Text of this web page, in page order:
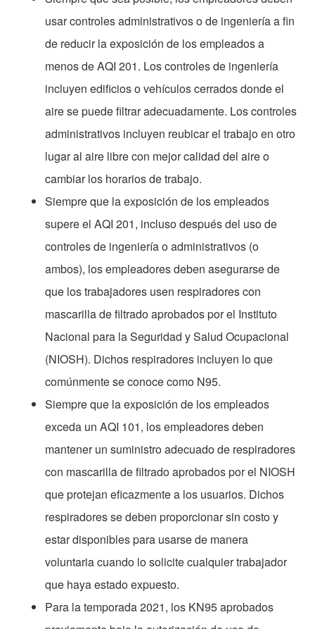
usar controles administrativos o de ingeniería a fin
de reducir la exposición de los empleados a
menos de AQI 201. Los controles de ingeniería
incluyen edificios o vehículos cerrados donde el
aire se puede filtrar adecuadamente. Los controles
administrativos incluyen reubicar el trabajo en otro
lugar al aire libre con mejor calidad del aire o
cambiar los horarios de trabajo.
Siempre que la exposición de los empleados
supere el AQI 201, incluso después del uso de
controles de ingeniería o administrativos (o
ambos), los empleadores deben asegurarse de
que los trabajadores usen respiradores con
mascarilla de filtrado aprobados por el Instituto
Nacional para la Seguridad y Salud Ocupacional
(NIOSH). Dichos respiradores incluyen lo que
comúnmente se conoce como N95.
Siempre que la exposición de los empleados
exceda un AQI 101, los empleadores deben
mantener un suministro adecuado de respiradores
con mascarilla de filtrado aprobados por el NIOSH
que protejan eficazmente a los usuarios. Dichos
respiradores se deben proporcionar sin costo y
estar disponibles para usarse de manera
voluntaria cuando lo solicite cualquier trabajador
que haya estado expuesto.
Para la temporada 2021, los KN95 aprobados